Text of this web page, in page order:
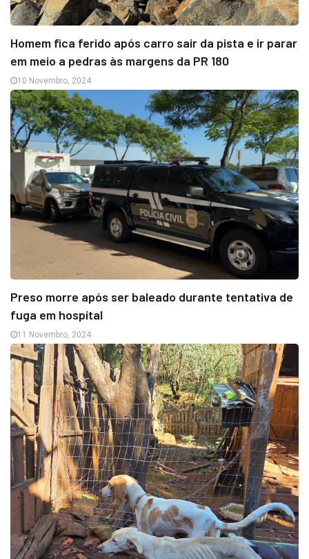
Homem fica ferido após carro sair da pista e ir parar
em meio a pedras às margens da PR 180
10 Novembro, 2024
Preso morre após ser baleado durante tentativa de
fuga em hospital
11 Novembro, 2024